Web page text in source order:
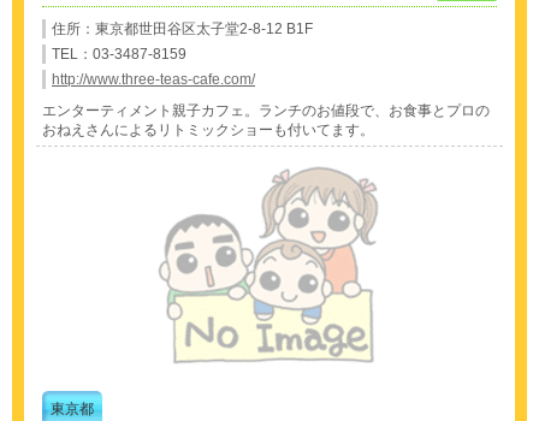
住所：東京都世田谷区太子堂2-8-12 B1F
TEL：03-3487-8159
http://www.three-teas-cafe.com/
エンターティメント親子カフェ。ランチのお値段で、お食事とプロの
おねえさんによるリトミックショーも付いてます。
東京都